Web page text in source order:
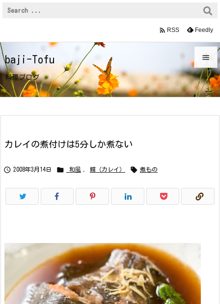
baji-Tofu
料理ブログ


メニュ
 RSS Feedly
カレイの煮付けは5分しか煮ない
 2008年3月14日  _和風 鰈（カレイ）  煮もの